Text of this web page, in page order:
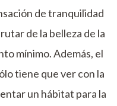
de tranquilidad
de la belleza de la
mínimo. Además, el
tiene que ver con la
un hábitat para la